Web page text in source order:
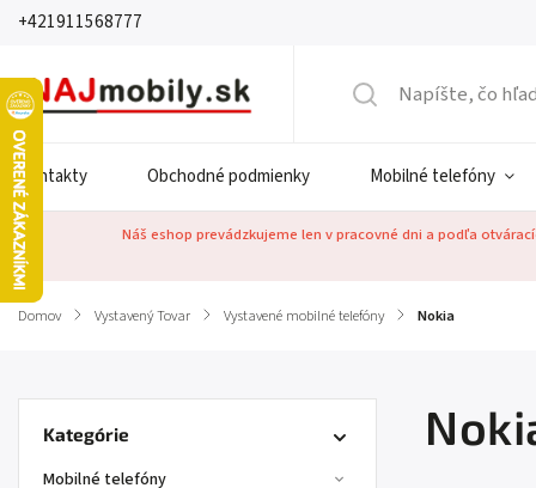
+421911568777
Kontakty Obchodné podmienky Mobilné telefóny
Náš eshop prevádzkujeme len v pracovné dni a podľa
Domov / Vystavený Tovar / Vystavené mobilné telefóny / Nokia
Kategórie
Mobilné telefóny